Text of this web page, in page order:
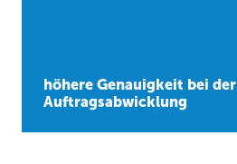
höhere Genauigkeit bei der
Auftragsabwicklung